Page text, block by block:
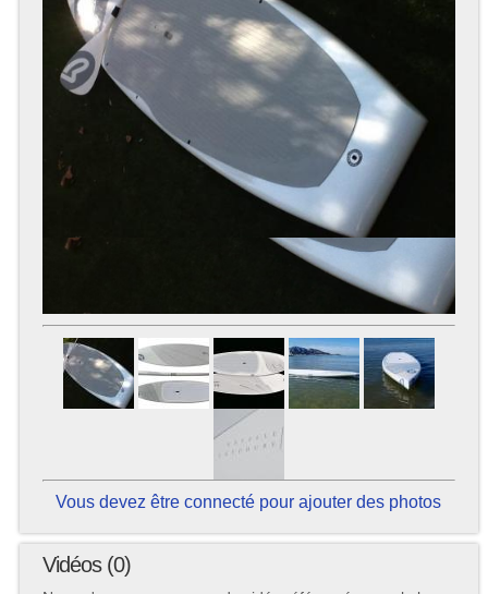
Vous devez être connecté pour ajouter des photos
Vidéos (0)